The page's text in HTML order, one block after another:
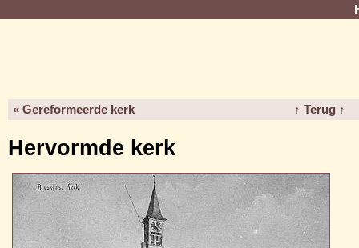
« Gereformeerde kerk ↑ Terug ↑
Hervormde kerk